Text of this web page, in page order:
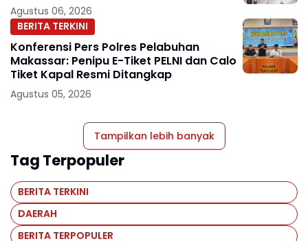
Agustus 06, 2026
BERITA TERKINI
Konferensi Pers Polres Pelabuhan
Makassar: Penipu E-Tiket PELNI dan Calo
Tiket Kapal Resmi Ditangkap
Agustus 05, 2026
Tampilkan lebih banyak
Tag Terpopuler
BERITA TERKINI
DAERAH
BERITA TERPOPULER